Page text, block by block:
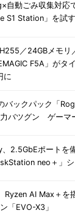
自動ごみ収集対応
S1 Station」を
／24GBメモリ
F5A」がタ
に
バックパック「
バツグン ゲーマ
2.5GbEポートを
neo＋」シ
Ryzen AI Max＋を
「EVO-X3」